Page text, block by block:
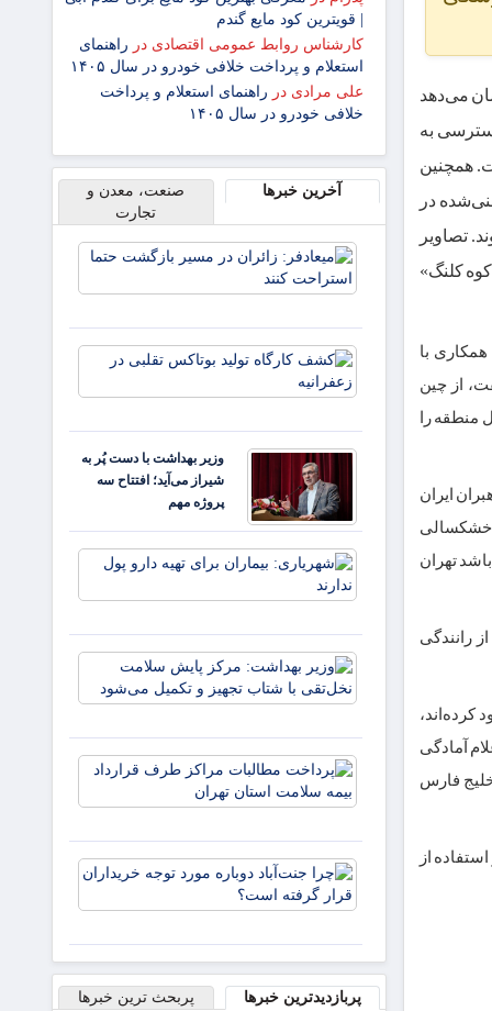
می‌دهد
به
همچنین
بگوید چه مقدار اورانیوم ۶۰ درصد غنی‌شده در
تصاویر
کلنگ»
با
از چین
منطقه را
ایران
خشکسالی
تهران
رانندگی
کرده‌اند،
آمادگی
خلیج فارس
از
| قویترین کود مایع گندم
کارشناس روابط عمومی اقتصادی در راهنمای
استعلام و پرداخت خلافی خودرو در سال ۱۴۰۵
علی مرادی در راهنمای استعلام و پرداخت
خلافی خودرو در سال ۱۴۰۵
آخرین خبرها
صنعت، معدن و
تجارت
وزیر بهداشت با دست پُر به
شیراز می‌آید؛ افتتاح سه
پروژه مهم
قرار
پربازدیدترین خبرها پربحث ترین خبرها